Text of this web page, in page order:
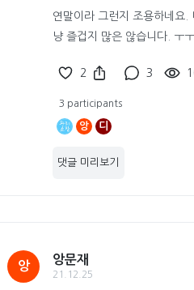
연말이라 그런지 조용하네요.
냥 즐겁지 많은 않습니다. ㅜㅜ
2 3
3 participants
앙 디
댓글 미리보기
앙
앙문재
21.12.25